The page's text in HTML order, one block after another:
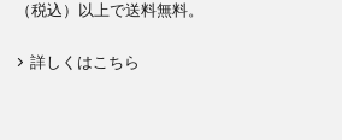
（税込）以上で送料無料。
詳しくはこちら